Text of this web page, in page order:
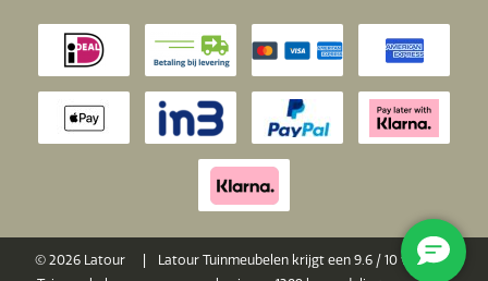
© 2026 Latour
Latour Tuinmeubelen krijgt een 9.6 / 10van 10 op